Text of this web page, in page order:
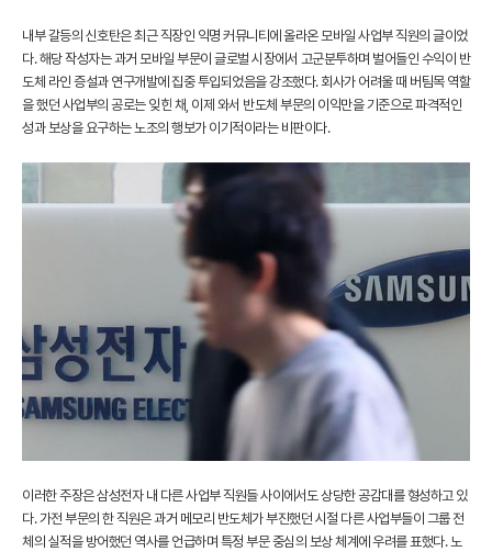
내부 갈등의 신호탄은 최근 직장인 익명 커뮤니티에 올라온 모바일 사업부 직원의 글이었
다. 해당 작성자는 과거 모바일 부문이 글로벌 시장에서 고군분투하며 벌어들인 수익이 반
도체 라인 증설과 연구개발에 집중 투입되었음을 강조했다. 회사가 어려울 때 버팀목 역할
을 했던 사업부의 공로는 잊힌 채, 이제 와서 반도체 부문의 이익만을 기준으로 파격적인
성과 보상을 요구하는 노조의 행보가 이기적이라는 비판이다.
이러한 주장은 삼성전자 내 다른 사업부 직원들 사이에서도 상당한 공감대를 형성하고 있
다. 가전 부문의 한 직원은 과거 메모리 반도체가 부진했던 시절 다른 사업부들이 그룹 전
체의 실적을 방어했던 역사를 언급하며 특정 부문 중심의 보상 체계에 우려를 표했다. 노